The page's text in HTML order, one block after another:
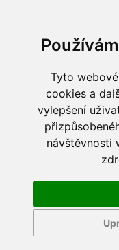
Tyto
cookies a
vylepšení
návštěvnosti